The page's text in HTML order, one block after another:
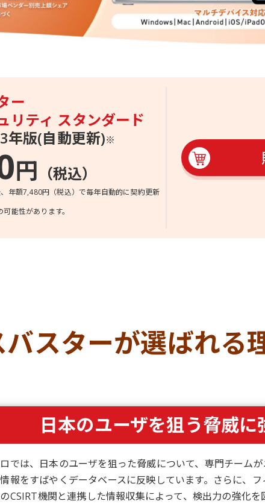
ー
リティ スタンダード
年版(自動更新)※
円 （税込）
年額7,480円（税込） で毎年自動的に契約更新
能性があります。
スターが選ばれる
日本のユーザを狙う脅威に
では、日本のユーザを狙った脅威について、専門チーム
報をすばやくデータベースに反映しています。さらに、
CSIRT機関と連携した情報収集によって、検出力の強化を